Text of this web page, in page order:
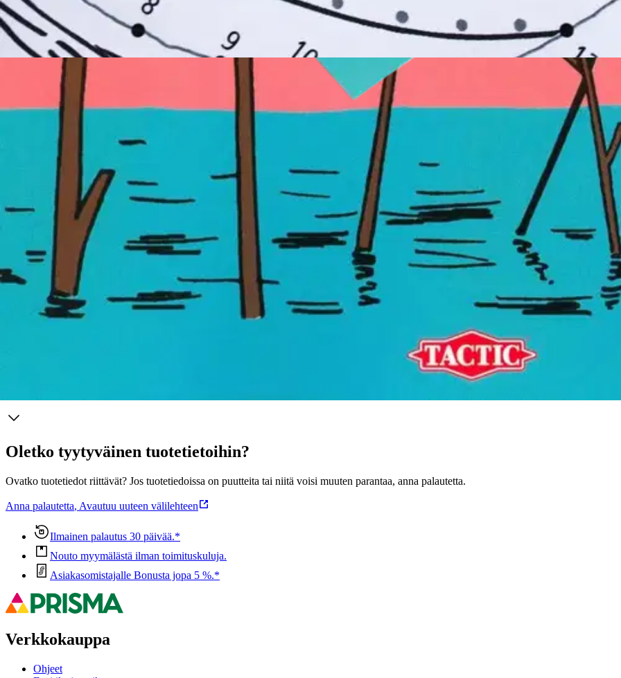
Ilmainen toimitus yli 100 €:n tilauksille Postin pakettiautomaattiin tai
Etu ei koske Suuri‑lisäpalvelulla toimitettavia tuotteita.
Tarkista myymäläsaatavuus
Ei saatavilla
Tuotekuvaus
On aika hieroa älynystyröitä muumien mainiossa seurassa! Paksuun puuhakirjaan on pakattu roppakaupalla kiperiä sokkeloita ja
hilpeiden asukkaiden kanssa! Yhdistä pisteet piirtämällä ja värittämällä! Ratkaise kaikki sokkelot. Tässä puuhakirjassa on huikean monta
tehtäviä 3+ -ikäisille – oivaltamisen riemua kaikenikäisille muumien ystäville. Lähde mukaan seikkailuun! Ikäsuositus: 3+ v.
Oletko tyytyväinen tuotetietoihin?
Ovatko tuotetiedot riittävät? Jos tuotetiedoissa on puutteita tai niitä voisi muuten parantaa, anna palautetta.
Anna palautetta, Avautuu uuteen välilehteen
Ilmainen palautus 30 päivää.*
Nouto myymälästä ilman toimituskuluja.
Asiakasomistajalle Bonusta jopa 5 %.*
Verkkokauppa
Ohjeet